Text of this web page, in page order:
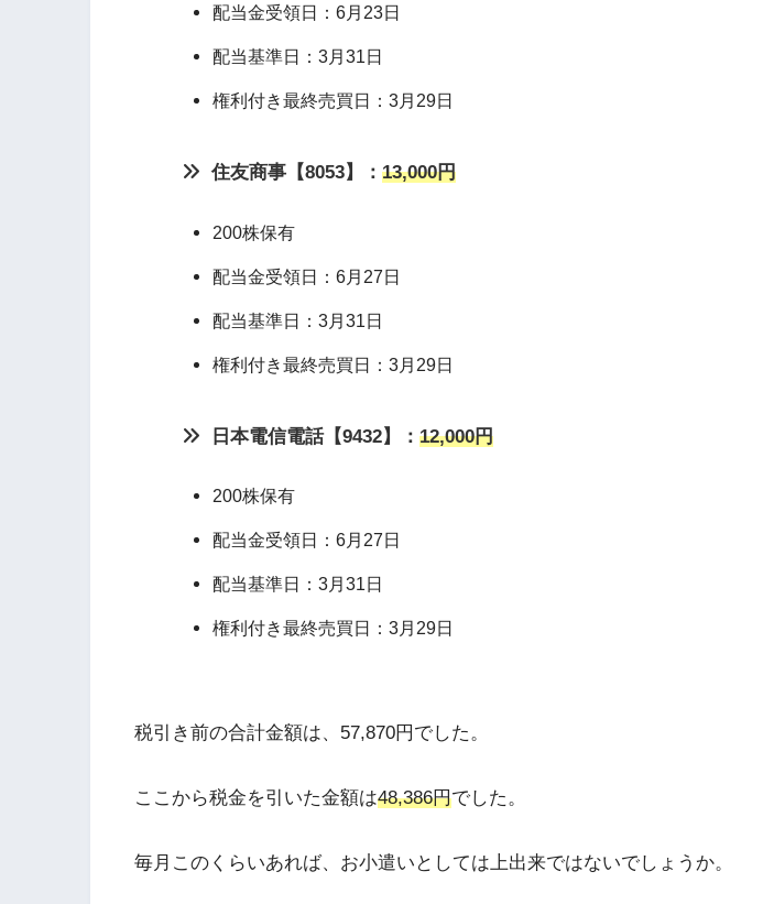
配当金受領日：6月23日
配当基準日：3月31日
権利付き最終売買日：3月29日
住友商事【8053】：13,000円
200株保有
配当金受領日：6月27日
配当基準日：3月31日
権利付き最終売買日：3月29日
日本電信電話【9432】：12,000円
200株保有
配当金受領日：6月27日
配当基準日：3月31日
権利付き最終売買日：3月29日
税引き前の合計金額は、57,870円でした。
ここから税金を引いた金額は48,386円でした。
毎月このくらいあれば、お小遣いとしては上出来ではないでしょうか。